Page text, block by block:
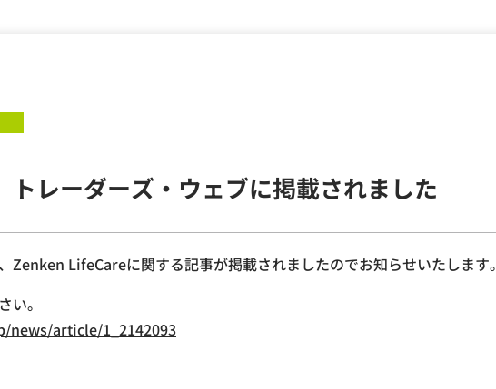
トレーダーズ・ウェブに掲載されました
Zenken LifeCareに関する記事が掲載されましたのでお知らせいたします。
い。
article/1_2142093